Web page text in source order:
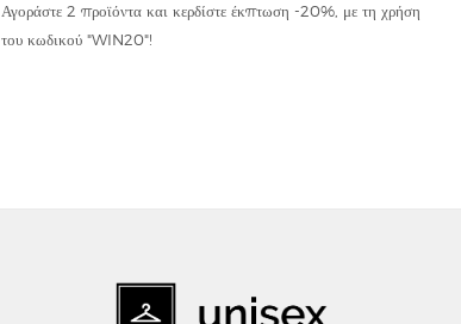
Αγοράστε 2 προϊόντα και κερδίστε έκπτωση -20%, με τη χρήση
του κωδικού "WIN20"!